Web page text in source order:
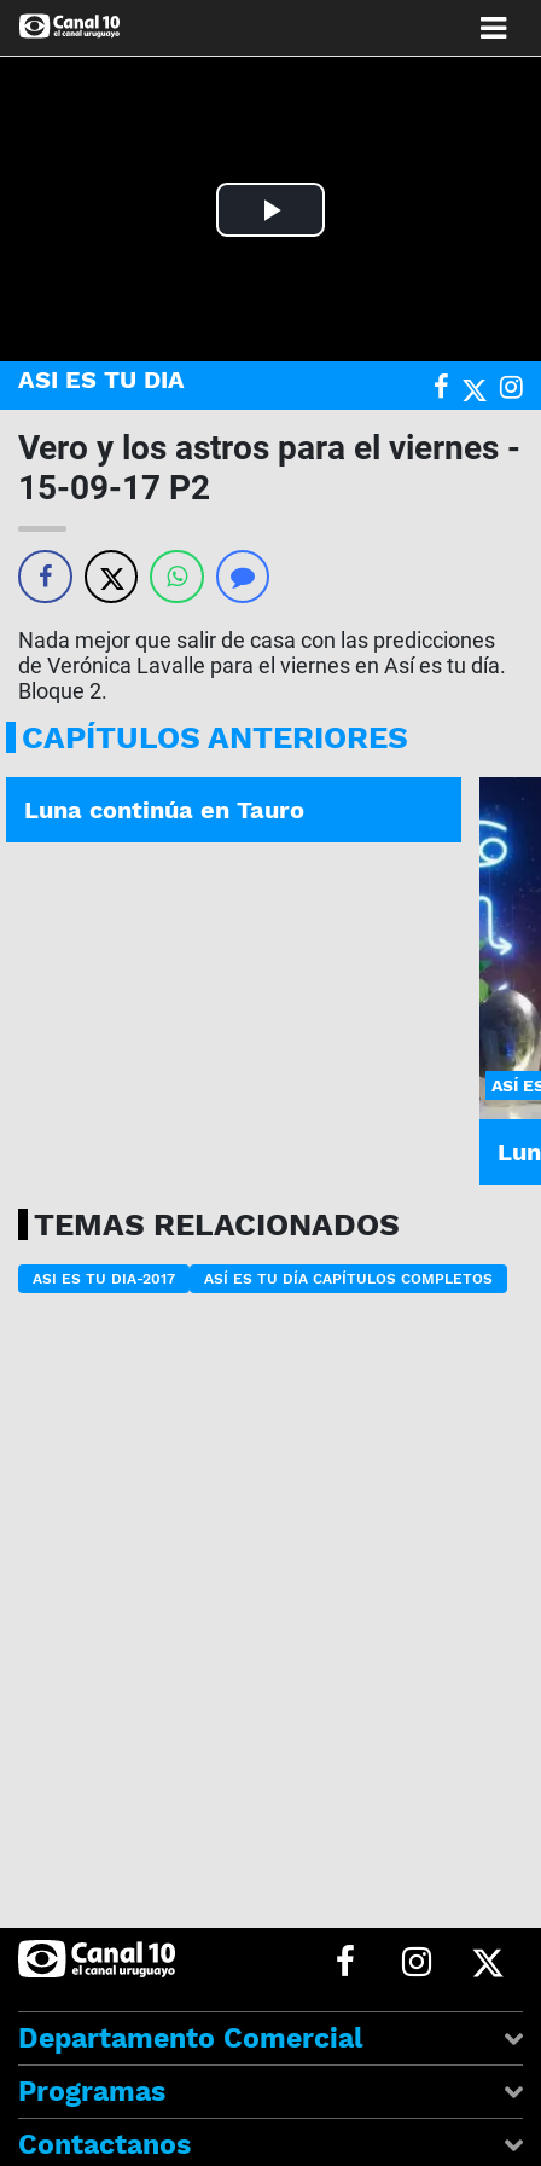
Play
ASI ES TU DIA
Vero y los astros para el viernes -
15-09-17 P2
Nada mejor que salir de casa con las predicciones
de Verónica Lavalle para el viernes en Así es tu día.
Bloque 2.
CAPÍTULOS ANTERIORES
ASÍ ES TU DÍA | 06-08-2026
Luna continúa en Tauro
ASÍ
TEMAS RELACIONADOS
ASI ES TU DIA-2017 ASÍ ES TU DÍA CAPÍTULOS COMPLETOS
Departamento Comercial
Programas
Contactanos